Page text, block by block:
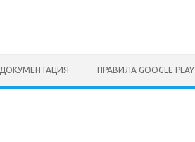
ДОКУМЕНТАЦИЯ ПРАВИЛА GOOGLE PLAY